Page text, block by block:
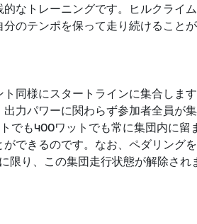
なトレーニングです。ヒルクライ
のテンポを保って走り続けること
同様にスタートラインに集合しま
力パワーに関わらず参加者全員が
でも400ワットでも常に集団内に留
できるのです。なお、ペダリング
限り、この集団走行状態が解除され